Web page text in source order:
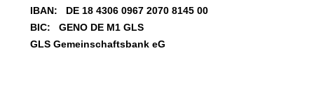
IBAN: DE 18 4306 0967 2070 8145 00
BIC: GENO DE M1 GLS
GLS Gemeinschaftsbank eG